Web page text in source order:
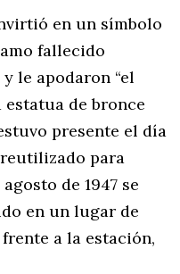
en un símbolo
fallecido
le apodaron “el
estatua de bronce
presente el día
para
de 1947 se
en un lugar de
a la estación,